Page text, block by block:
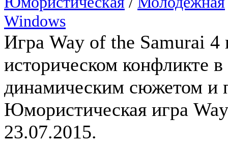
Windows
Игра Way of the Samurai 4
историческом конфликте
динамическим сюжетом и
Юмористическая игра
23.07.2015.